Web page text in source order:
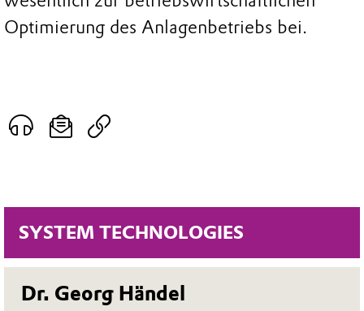
SYSTEM TECHNOLOGIES
Dr. Georg Händel
Optimierung des Anlagenbetriebs bei.